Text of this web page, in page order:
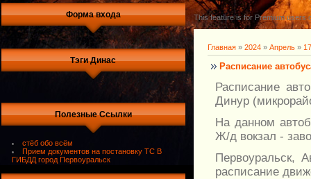
Форма входа
Тэги Динас
Полезные Ссылки
стёб обо всём
Прием документов на постановку ТС В
ГИБДД город Первоуральск
This feature is for Premium users
Главная » 2024 » Апрель » 17
Расписание
Расписание
Динур
На данном
Ж/д вокзал -
Первоуральск,
расписание